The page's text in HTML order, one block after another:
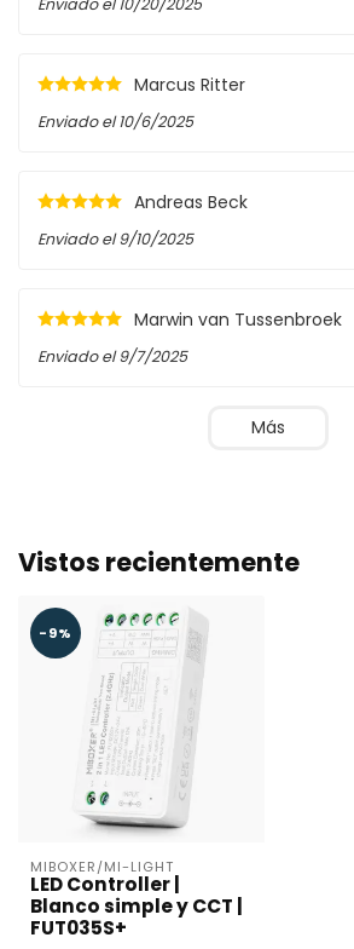
Marcus Ritter
Enviado el10/6/2025
Andreas Beck
Enviado el9/10/2025
Marwin van Tussenbroek
Enviado el9/7/2025
Más
Vistos recientemente
-9%
MIBOXER/MI-LIGHT
LED Controller |
Blanco simple y CCT |
FUT035S+